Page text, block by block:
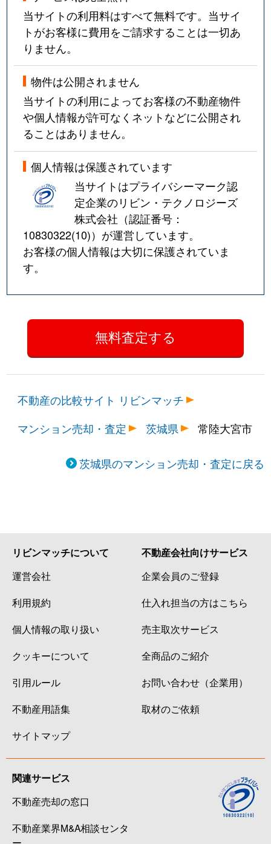
当サイトの利用料はすべて無料です。当サイ
トがお客様に費用をご請求することは一切あ
りません。
物件は公開されません
当サイトの利用によってお客様の不動産物件
や個人情報が許可なくネットなどに公開され
ることはありません。
個人情報は保護されています
当サイトはプライバシーマーク認
定企業のリビン・テクノロジーズ
株式会社（認証番号：
10830322(10)）が運営しています。
お客様の個人情報は大切に保護されていま
す。
不動産の比較サイト リビンマッチ
マンション売却・査定
茨城県 常陸大宮市
茨城県のマンション売却・査定に戻る
リビンマッチについて
運営会社
利用規約
個人情報の取り扱い
クッキーについて
引用ルール
不動産用語集
サイトマップ
不動産会社向けサービス
企業会員のご登録
仕入れ担当の方はこちら
売主取次サービス
全商品のご紹介
お問い合わせ（企業用）
取材のご依頼
関連サービス
不動産売却の窓口
不動産業界M&A相談センタ